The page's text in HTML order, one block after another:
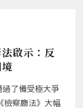
啟示：反
了備受極大爭
檢察廳法》大幅